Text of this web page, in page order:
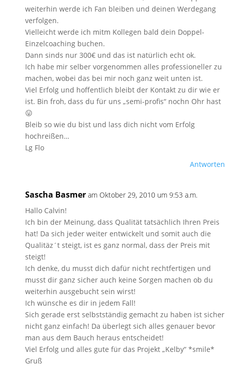
weiterhin werde ich Fan bleiben und deinen Werdegang
verfolgen.
Vielleicht werde ich mitm Kollegen bald dein Doppel-
Einzelcoaching buchen.
Dann sinds nur 300€ und das ist natürlich echt ok.
Ich habe mir selber vorgenommen alles professioneller zu
machen, wobei das bei mir noch ganz weit unten ist.
Viel Erfolg und hoffentlich bleibt der Kontakt zu dir wie er
ist. Bin froh, dass du für uns „semi-profis“ nochn Ohr hast
😛
Bleib so wie du bist und lass dich nicht vom Erfolg
hochreißen…
Lg Flo
Antworten
Sascha Basmer am Oktober 29, 2010 um 9:53 a.m.
Hallo Calvin!
Ich bin der Meinung, dass Qualität tatsächlich Ihren Preis
hat! Da sich jeder weiter entwickelt und somit auch die
Qualitäz´t steigt, ist es ganz normal, dass der Preis mit
steigt!
Ich denke, du musst dich dafür nicht rechtfertigen und
musst dir ganz sicher auch keine Sorgen machen ob du
weiterhin ausgebucht sein wirst!
Ich wünsche es dir in jedem Fall!
Sich gerade erst selbstständig gemacht zu haben ist sicher
nicht ganz einfach! Da überlegt sich alles genauer bevor
man aus dem Bauch heraus entscheidet!
Viel Erfolg und alles gute für das Projekt „Kelby“ *smile*
Gruß